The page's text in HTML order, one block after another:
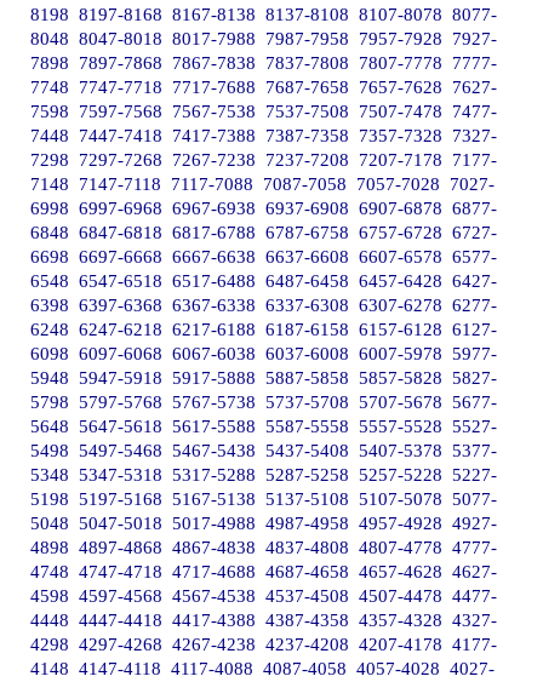
8198 8197-8168 8167-8138 8137-8108 8107-8078 8077-
8048 8047-8018 8017-7988 7987-7958 7957-7928
7927-
7898
7897-7868 7867-7838 7837-7808 7807-7778
7777-
7748
7747-7718 7717-7688 7687-7658 7657-7628
7627-
7598
7597-7568 7567-7538 7537-7508 7507-7478
7477-
7448
7447-7418 7417-7388 7387-7358 7357-7328
7327-
7298
7297-7268 7267-7238 7237-7208 7207-7178
7177-
7148
7147-7118 7117-7088 7087-7058 7057-7028
7027-
6998 6997-6968 6967-6938 6937-6908 6907-6878 6877-
6848 6847-6818 6817-6788 6787-6758 6757-6728 6727-
6698 6697-6668 6667-6638 6637-6608 6607-6578 6577-
6548 6547-6518 6517-6488 6487-6458 6457-6428 6427-
6398 6397-6368 6367-6338 6337-6308 6307-6278 6277-
6248 6247-6218 6217-6188 6187-6158 6157-6128 6127-
6098 6097-6068 6067-6038 6037-6008 6007-5978 5977-
5948 5947-5918 5917-5888 5887-5858 5857-5828 5827-
5798 5797-5768 5767-5738 5737-5708 5707-5678 5677-
5648 5647-5618 5617-5588 5587-5558 5557-5528 5527-
5498 5497-5468 5467-5438 5437-5408 5407-5378 5377-
5348 5347-5318 5317-5288 5287-5258 5257-5228 5227-
5198 5197-5168 5167-5138 5137-5108 5107-5078 5077-
5048 5047-5018 5017-4988 4987-4958 4957-4928 4927-
4898 4897-4868 4867-4838 4837-4808 4807-4778 4777-
4748 4747-4718 4717-4688 4687-4658 4657-4628 4627-
4598 4597-4568 4567-4538 4537-4508 4507-4478 4477-
4448 4447-4418 4417-4388 4387-4358 4357-4328 4327-
4298 4297-4268 4267-4238 4237-4208 4207-4178 4177-
4148 4147-4118 4117-4088 4087-4058 4057-4028 4027-